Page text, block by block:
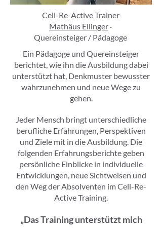
Cell-Re-Active Trainer
Mathäus Ellinger ·
Quereinsteiger / Pädagoge
Ein Pädagoge und Quereinsteiger
berichtet, wie ihn die Ausbildung dabei
unterstützt hat, Denkmuster bewusster
wahrzunehmen und neue Wege zu
gehen.
Jeder Mensch bringt unterschiedliche
berufliche Erfahrungen, Perspektiven
und Ziele mit in die Ausbildung. Die
folgenden Erfahrungsberichte geben
persönliche Einblicke in individuelle
Entwicklungen, neue Sichtweisen und
den Weg der Absolventen im Cell-Re-
Active Training.
„Das Training unterstützt mich